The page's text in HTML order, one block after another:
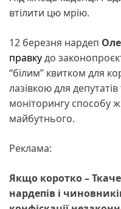
втілити цю мрію.
12 березня нардеп
правкудо
“білим” квитком для
лазівкою для
моніторингу способу
майбутнього.
Реклама:
Якщо коротко –
нардепів і